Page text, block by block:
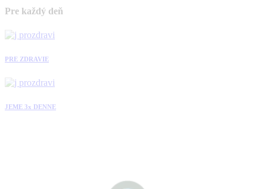
Pre každý deň
PRE ZDRAVIE
JEME 3x DENNE